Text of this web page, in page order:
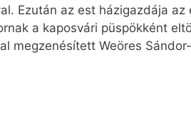
Ezután az est házigazdája az
a kaposvári püspökként
megzenésített Weöres